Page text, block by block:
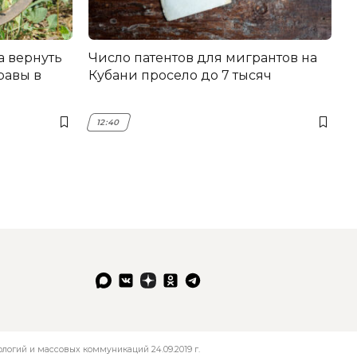
вернуть
в
Число патентов для мигрантов на
Кубани просело до 7 тысяч
12:40
и массовых коммуникаций 24.09.2019 г.